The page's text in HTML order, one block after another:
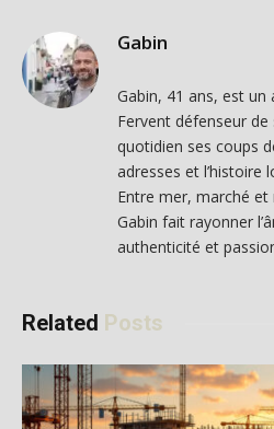
Gabin
Gabin, 41 ans, est
Fervent défenseur
quotidien ses coups
adresses et l’histoire
Entre mer, marché et
Gabin fait rayonner
authenticité et
Related Posts